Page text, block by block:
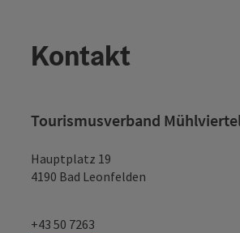
Kontakt
Tourismusverband
Hauptplatz 19
4190 Bad Leonfelden
+43 50 7263